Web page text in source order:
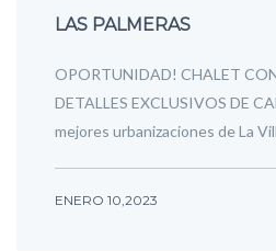
LAS PALMERAS
OPORTUNIDAD! CHALET
DETALLES EXCLUSIVOS DE
mejores urbanizaciones de La
ENERO 10,2023